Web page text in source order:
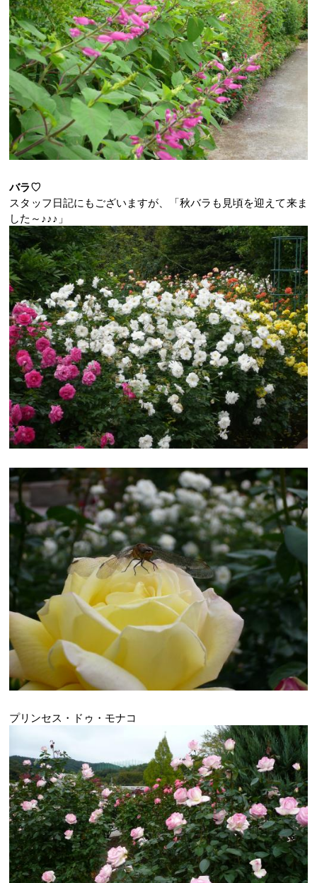
バラ♡
スタッフ日記にもございますが、「秋バラも見頃を迎えて来ま
した～♪♪♪」
プリンセス・ドゥ・モナコ